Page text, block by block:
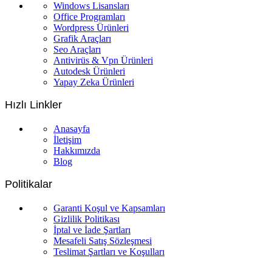
Windows Lisansları
Office Programları
Wordpress Ürünleri
Grafik Araçları
Seo Araçları
Antivirüs & Vpn Ürünleri
Autodesk Ürünleri
Yapay Zeka Ürünleri
Hızlı Linkler
Anasayfa
İletişim
Hakkımızda
Blog
Politikalar
Garanti Koşul ve Kapsamları
Gizlilik Politikası
İptal ve İade Şartları
Mesafeli Satış Sözleşmesi
Teslimat Şartları ve Koşulları